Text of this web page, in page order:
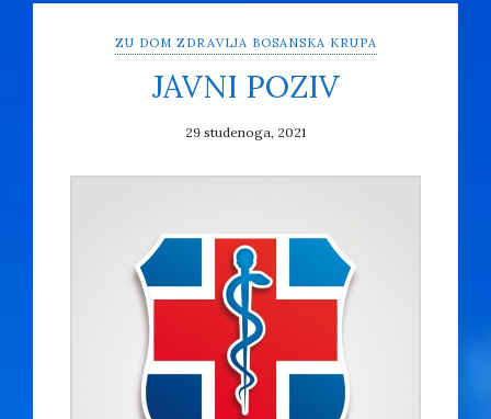
ZU DOM ZDRAVLJA BOSANSKA KRUPA
JAVNI POZIV
29 studenoga, 2021